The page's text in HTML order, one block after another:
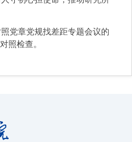
党章党规找差距专题会议的
照检查。